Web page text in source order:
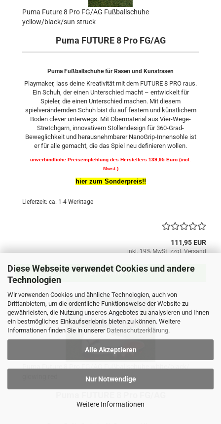
Diese Webseite verwendet Cookies und andere
Technologien
Wir verwenden Cookies und ähnliche Technologien, auch von
Drittanbietern, um die ordentliche Funktionsweise der Website zu
gewährleisten, die Nutzung unseres Angebotes zu analysieren und Ihnen
ein bestmögliches Einkaufserlebnis bieten zu können. Weitere
Informationen finden Sie in unserer Datenschutzerklärung.
Alle Akzeptieren
Nur Notwendige
Weitere Informationen
Puma Future 8 Pro FG/AG Fußballschuhe
yellow/black/sun struck
Puma FUTURE 8 Pro FG/AG
Puma Fußballschuhe für Rasen und Kunstrasen
Playmaker, lass deine Kreativität mit dem FUTURE 8 PRO raus.
Ein Schuh, der einen Unterschied macht – entwickelt für
Spieler, die einen Unterschied machen. Mit diesem
spielverändernden Schuh bist du auf festem und künstlichem
Boden clever unterwegs. Mit Obermaterial aus Vier-Wege-
Stretchgarn, innovativem Stollendesign für 360-Grad-
Beweglichkeit und herausnehmbarer NanoGrip-Innensohle ist
er für alle gemacht, die das Spiel neu definieren wollen.
unverbindliche Preisempfehlung des Herstellers 139,95 Euro (incl.
Mwst.)
hier zum Sonderpreis!!
Lieferzeit: ca. 1-4 Werktage
111,95 EUR
inkl. 19% MwSt. zzgl.Versand
ZUM ARTIKEL
Puma Future 8 Pro FG/AG Fußballschuhe white/black/